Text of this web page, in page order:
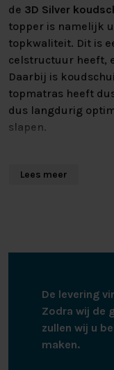
de 3D Silver
topper is namelijk
topkwaliteit. Dit is
celstructuur heeft,
Daarbij is
topmatras heeft
dus langdurig
slapen.
ook kiezen voor
ongeveer 8cm dik.
NIEUW:
Lees meer
De levering
Zodra wij de
zullen wij u
maken.